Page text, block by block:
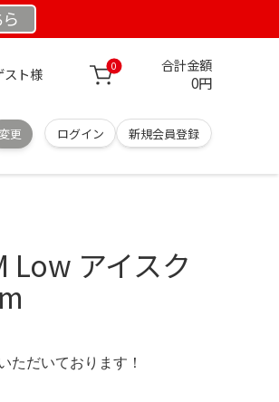
スト様 0 合計金額
0円
変更 ログイン 新規会員登録
Low アイスク
ただいております！